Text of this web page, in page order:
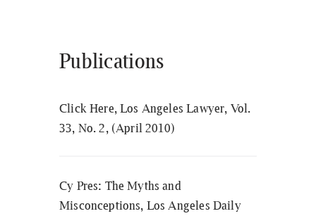
Publications
Click Here, Los Angeles Lawyer, Vol.
33, No. 2, (April 2010)
Cy Pres: The Myths and
Misconceptions, Los Angeles Daily